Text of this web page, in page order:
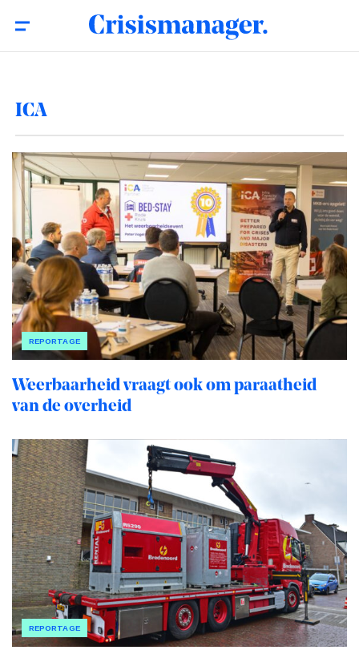
ICA
REPORTAGE
Weerbaarheid vraagt ook om paraatheid
van de overheid
REPORTAGE